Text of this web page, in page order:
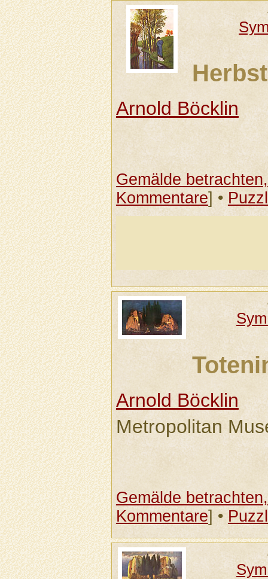
Arnold Böcklin
Gemälde
Kommentare] •
Arnold Böcklin
Metropolitan
Gemälde
Kommentare] •